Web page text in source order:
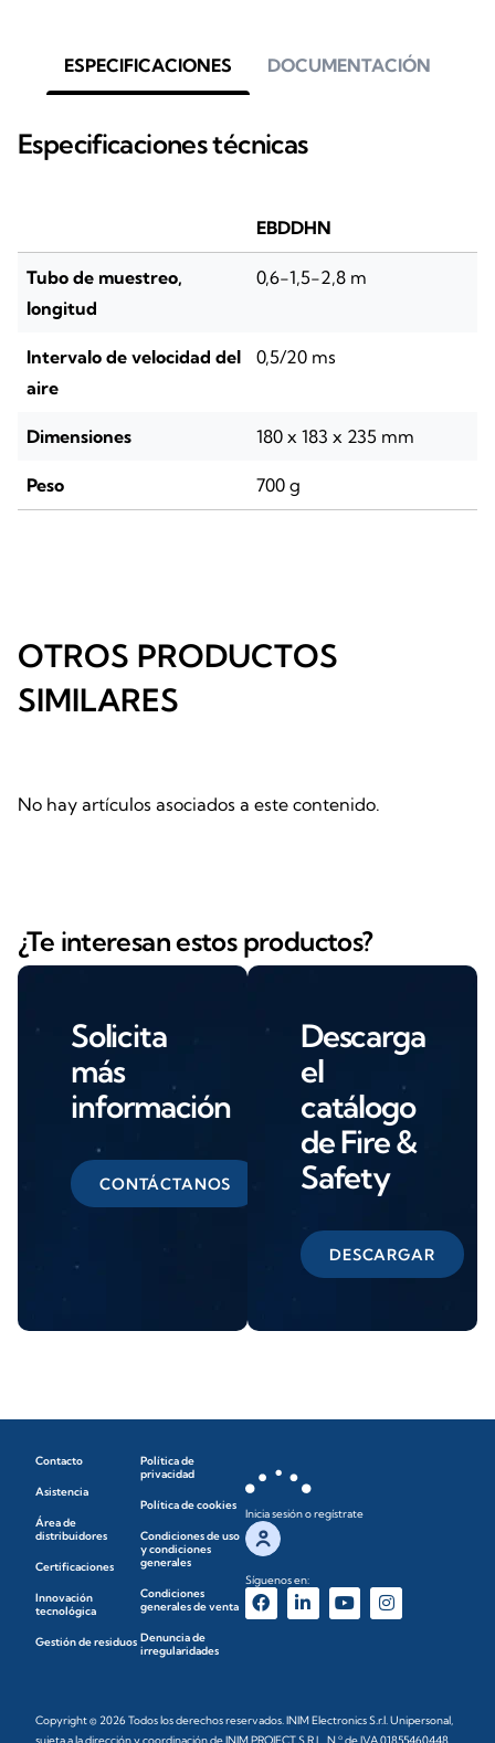
ESPECIFICACIONES DOCUMENTACIÓN
Especificaciones técnicas
EBDDHN
Tubo de muestreo,
longitud
0,6-1,5-2,8 m
Intervalo de velocidad del
aire
0,5/20 ms
Dimensiones 180 x 183 x 235 mm
Peso 700 g
OTROS PRODUCTOS
SIMILARES
No hay artículos asociados a este contenido.
¿Te interesan estos productos?
Solicita
más
información
CONTÁCTANOS
Descarga
el
catálogo
de Fire &
Safety
DESCARGAR
Contacto
Asistencia
Área de
distribuidores
Certificaciones
Innovación
tecnológica
Gestión de residuos
Política de
privacidad
Política de cookies
Condiciones de uso
y condiciones
generales
Condiciones
generales de venta
Denuncia de
irregularidades
Inicia sesión o regístrate
Síguenos en:
Copyright © 2026 Todos los derechos reservados. INIM Electronics S.r.l. Unipersonal,